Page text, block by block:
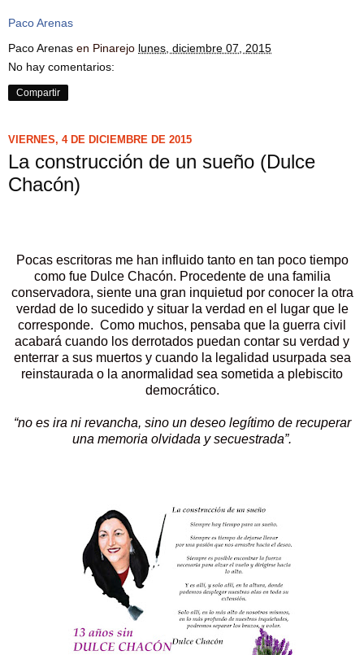
Paco Arenas
Paco Arenas en Pinarejo lunes, diciembre 07, 2015
No hay comentarios:
Compartir
VIERNES, 4 DE DICIEMBRE DE 2015
La construcción de un sueño (Dulce
Chacón)
Pocas escritoras me han influido tanto en tan poco tiempo
como fue Dulce Chacón. Procedente de una familia
conservadora, siente una gran inquietud por conocer la otra
verdad de lo sucedido y situar la verdad en el lugar que le
corresponde. Como muchos, pensaba que la guerra civil
acabará cuando los derrotados puedan contar su verdad y
enterrar a sus muertos y cuando la legalidad usurpada sea
reinstaurada o la anormalidad sea sometida a plebiscito
democrático.
“no es ira ni revancha, sino un deseo legítimo de recuperar
una memoria olvidada y secuestrada”.